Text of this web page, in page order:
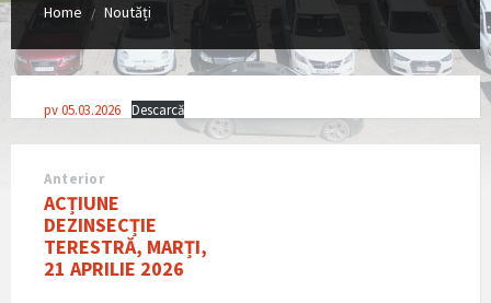
Home / Noutăți
pv 05.03.2026 Descarcă
Anterior
ACȚIUNE
DEZINSECȚIE
TERESTRĂ, MARȚI,
21 APRILIE 2026